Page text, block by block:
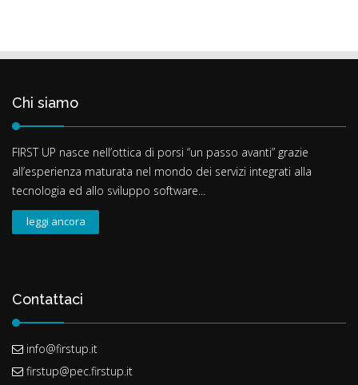
Chi siamo
FIRST UP nasce nell’ottica di porsi “un passo avanti” grazie
all’esperienza maturata nel mondo dei servizi integrati alla
tecnologia ed allo sviluppo software...
leggi ancora
Contattaci
info@firstup.it
firstup@pec.firstup.it